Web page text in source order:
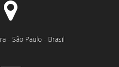
- São Paulo - Brasil